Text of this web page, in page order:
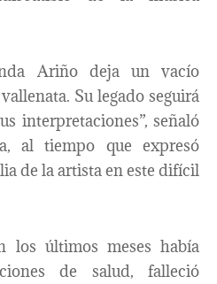
Ariño deja un vacío
Su legado seguirá
interpretaciones”, señaló
al tiempo que expresó
de la artista en este difícil
los últimos meses había
de salud, falleció